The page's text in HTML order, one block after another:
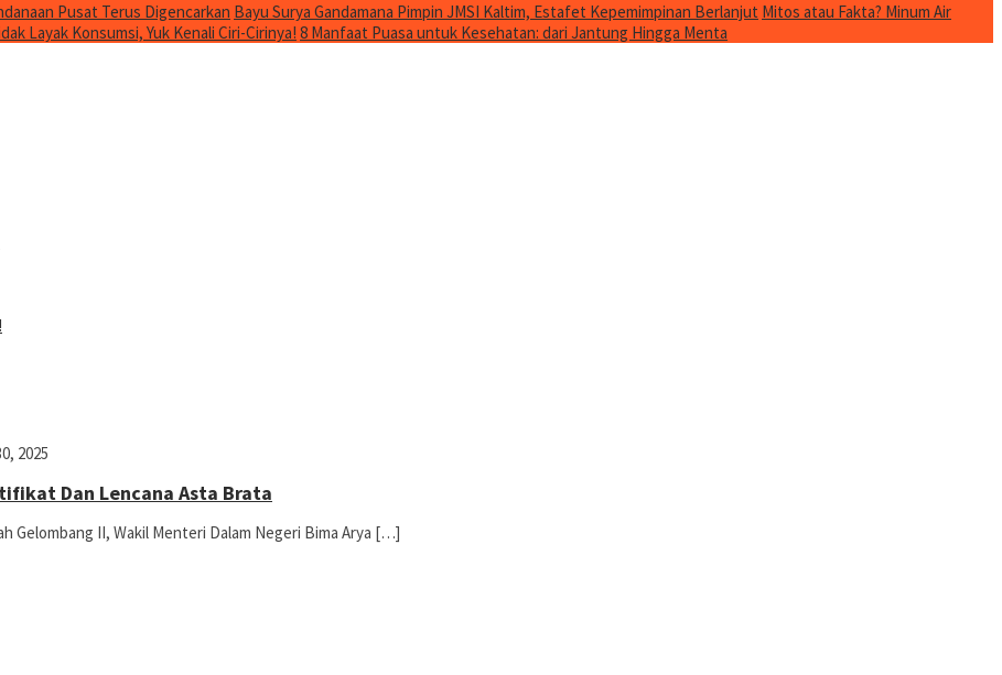
Pusat Terus Digencarkan Bayu Surya Gandamana Pimpin JMSI Kaltim, Estafet Kepemimpinan Berlanjut Mitos atau Fakta? Minum Air
Layak Konsumsi, Yuk Kenali Ciri-Cirinya! 8 Manfaat Puasa untuk Kesehatan: dari Jantung Hingga Menta
2025
Dan Lencana Asta Brata
Gelombang II, Wakil Menteri Dalam Negeri Bima Arya […]